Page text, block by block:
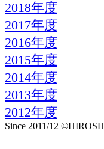
2018年度
2017年度
2016年度
2015年度
2014年度
2013年度
2012年度
Since 2011/12